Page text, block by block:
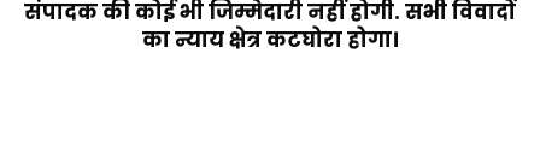
संपादक की कोई भी जिम्मेदारी नहीं होगी. सभी विवादों
का न्याय क्षेत्र कटघोरा होगा।